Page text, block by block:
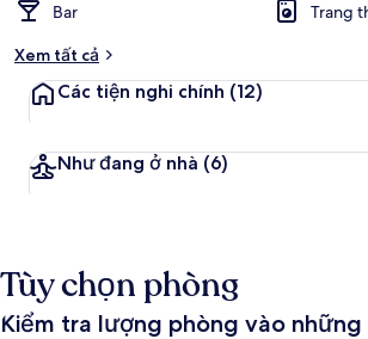
Bar
Trang
Xem tất cả
Các tiện nghi chính (12)
Như đang ở nhà (6)
Tùy chọn phòng
Kiểm tra lượng phòng vào